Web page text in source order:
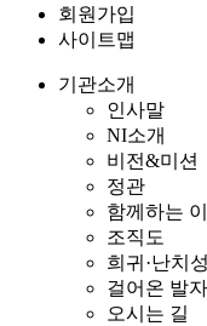
회원가입
사이트맵
기관소개
인사말
NI소개
비전&미션
정관
함께하는
조직도
희귀·난치
걸어온 발
오시는 길